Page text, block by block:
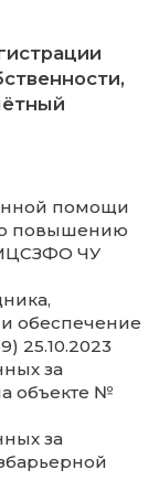
для
и лицами с
с
социальной
29.01.2024
социальной
29.01.2024